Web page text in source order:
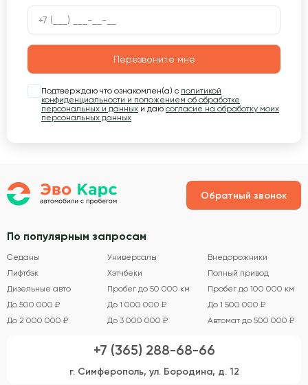
Перезвоните мне
Подтверждаю что ознакомлен(а) с политикой
конфиденциальности и положением об обработке
персональных и данных и даю согласие на обработку моих
персональных данных
Обратный звонок
По популярным запросам
Седаны Универсалы
Внедорожники
Лифтбэк
Хэтчбеки
Полный привод
Дизельные авто
Пробег до 50 000 км
Пробег до 100 000 км
До 500 000 ₽
До 1 000 000 ₽
До 1 500 000 ₽
До 2 000 000 ₽
До 3 000 000 ₽ Автомат до 500 000 ₽
+7 (365) 288-68-66
г. Симферополь, ул. Бородина, д. 12